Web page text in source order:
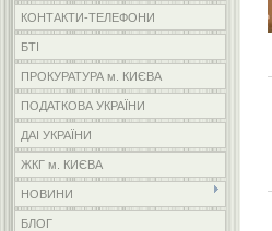
КОНТАКТИ-ТЕЛЕФОНИ
БТІ
ПРОКУРАТУРА м. КИЄВА
ПОДАТКОВА УКРАЇНИ
ДАІ УКРАЇНИ
ЖКГ м. КИЄВА
НОВИНИ
БЛОГ